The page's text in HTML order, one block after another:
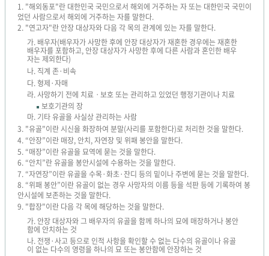
1. "해외동포"란 대한민국 국민으로서 해외에 거주하는 자 또는 대한민국 국민이
었던 사람으로서 해외에 거주하는 자를 말한다.
2. "연고자"란 안장 대상자와 다음 각 목의 관계에 있는 자를 말한다.
가. 배우자(배우자가 사망한 후에 안장 대상자가 재혼한 경우에는 재혼한
배우자를 포함하고, 안장 대상자가 사망한 후에 다른 사람과 혼인한 배우
자는 제외한다)
나. 직계 존·비속
다. 형제·자매
라. 사망하기 전에 치료ㆍ보호 또는 관리하고 있었던 행정기관이나 치료
보호기관의 장
마. 기타 유골을 사실상 관리하는 사람
3. "유골"이란 시신을 화장하여 분말(사리를 포함한다)로 처리한 것을 말한다.
4. “안장”이란 매장, 안치, 자연장 및 위패 봉안을 말한다.
5. “매장”이란 유골을 묘역에 묻는 것을 말한다.
6. “안치”란 유골을 봉안시설에 수용하는 것을 말한다.
7. “자연장”이란 유골을 수목·화초·잔디 등의 밑이나 주변에 묻는 것을 말한다.
8. “위패 봉안”이란 유골이 없는 경우 사망자의 이름 등을 석판 등에 기록하여 봉
안시설에 보존하는 것을 말한다.
9. "합장"이란 다음 각 목에 해당하는 것을 말한다.
가. 안장 대상자와 그 배우자의 유골을 함께 하나의 묘에 매장하거나 봉안
함에 안치하는 것
나. 전쟁·사고 등으로 인적 사항을 확인할 수 없는 다수의 유골이나 유골
이 없는 다수의 영령을 하나의 묘 또는 봉안함에 안장하는 것